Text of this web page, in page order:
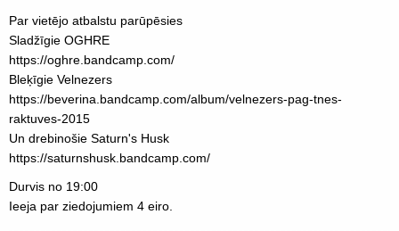
Par vietējo atbalstu parūpēsies
Sladžīgie OGHRE
https://oghre.bandcamp.com/
Bleķīgie Velnezers
https://beverina.bandcamp.com/album/velnezers-pag-tnes-
raktuves-2015
Un drebinošie Saturn's Husk
https://saturnshusk.bandcamp.com/
Durvis no 19:00
Ieeja par ziedojumiem 4 eiro.